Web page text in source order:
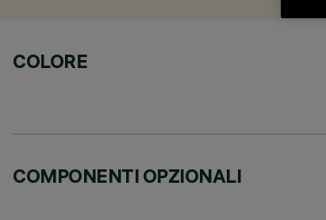
COLORE
COMPONENTI OPZIONALI